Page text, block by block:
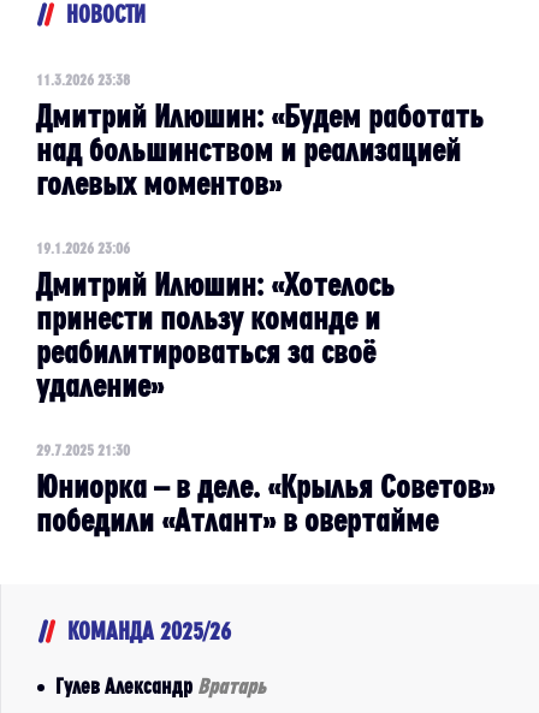
НОВОСТИ
11.3.2026 23:38
Дмитрий Илюшин: «Будем работать
над большинством и реализацией
голевых моментов»
19.1.2026 23:06
Дмитрий Илюшин: «Хотелось
принести пользу команде и
реабилитироваться за своё
удаление»
29.7.2025 21:30
Юниорка – в деле. «Крылья Советов»
победили «Атлант» в овертайме
КОМАНДА 2025/26
Гулев Александр Вратарь